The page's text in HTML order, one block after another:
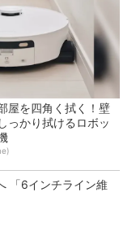
屋を四角く拭く！壁
っかり拭けるロボッ
「6インチライン維